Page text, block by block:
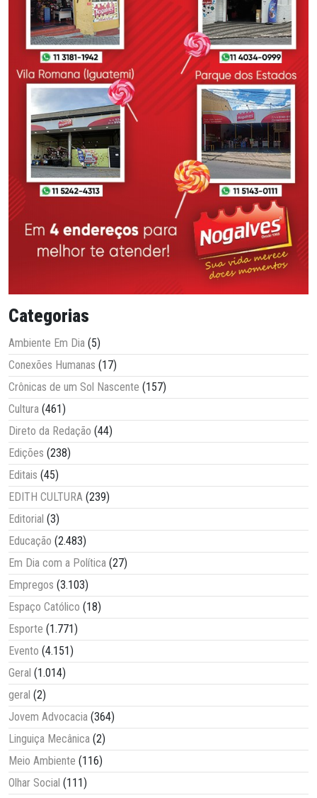
Categorias
Ambiente Em Dia (5)
Conexões Humanas (17)
Crônicas de um Sol Nascente (157)
Cultura (461)
Direto da Redação (44)
Edições (238)
Editais (45)
EDITH CULTURA (239)
Editorial (3)
Educação (2.483)
Em Dia com a Política (27)
Empregos (3.103)
Espaço Católico (18)
Esporte (1.771)
Evento (4.151)
Geral (1.014)
geral (2)
Jovem Advocacia (364)
Linguiça Mecânica (2)
Meio Ambiente (116)
Olhar Social (111)